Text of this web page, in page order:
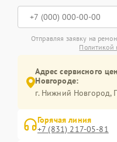
Отправляя заявку на
Политикой
Адрес сервисного
Новгороде:
г. Нижний Новгород,
Горячая линия
+7 (831) 217-05-81